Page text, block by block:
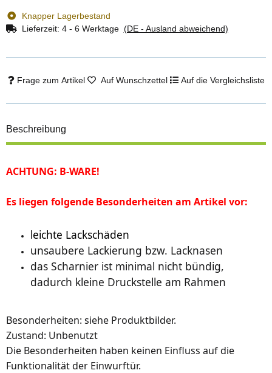
Knapper Lagerbestand
Lieferzeit: 4 - 6 Werktage (DE - Ausland abweichend)
Frage zum Artikel Auf Wunschzettel Auf die Vergleichsliste
Beschreibung
ACHTUNG: B-WARE!
Es liegen folgende Besonderheiten am Artikel vor:
leichte Lackschäden
unsaubere Lackierung bzw. Lacknasen
das Scharnier ist minimal nicht bündig,
dadurch kleine Druckstelle am Rahmen
Besonderheiten: siehe Produktbilder.
Zustand: Unbenutzt
Die Besonderheiten haben keinen Einfluss auf die
Funktionalität der Einwurftür.